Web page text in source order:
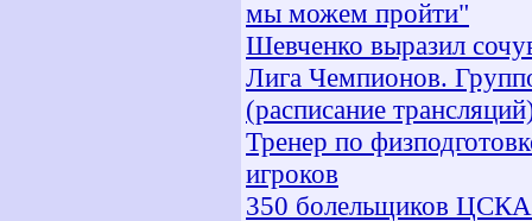
мы можем пройти"
Шевченко выразил
Лига Чемпионов.
(расписание
Тренер по
игроков
350 болельщиков ЦСКА